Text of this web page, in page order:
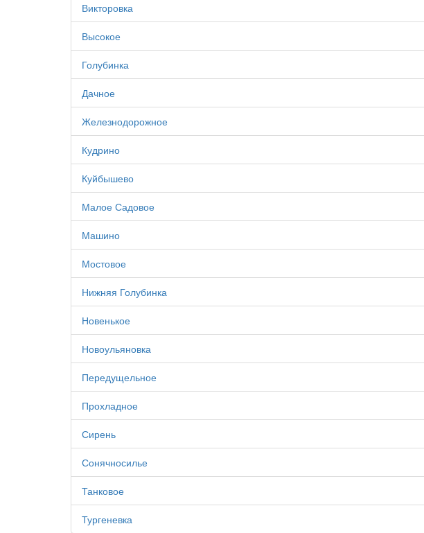
Викторовка
Высокое
Голубинка
Дачное
Железнодорожное
Кудрино
Куйбышево
Малое Садовое
Машино
Мостовое
Нижняя Голубинка
Новенькое
Новоульяновка
Передущельное
Прохладное
Сирень
Сонячносилье
Танковое
Тургеневка